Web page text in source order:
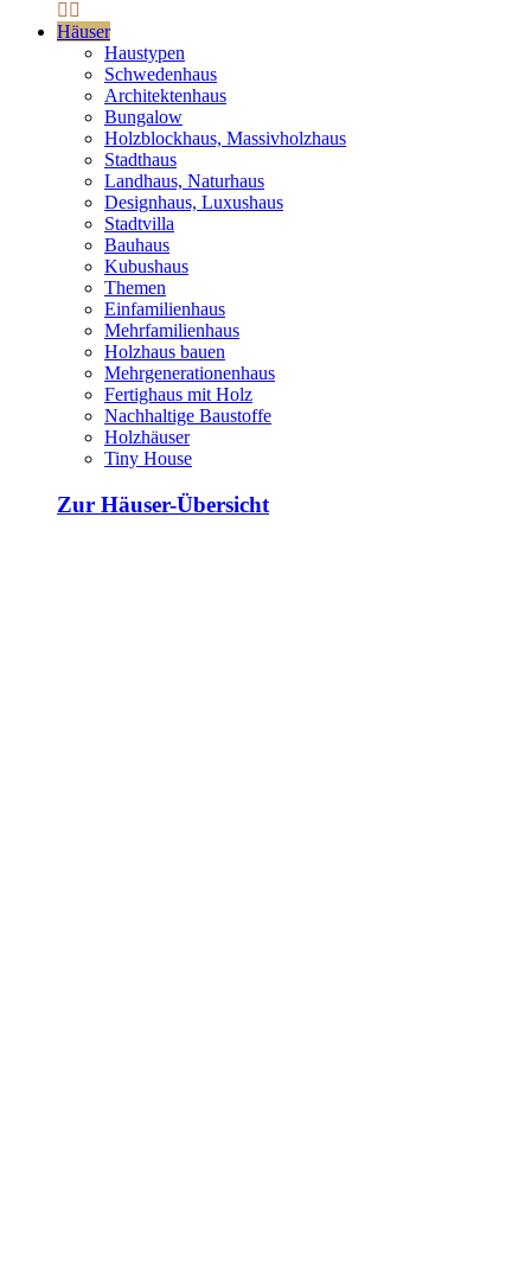
Häuser
Haustypen
Schwedenhaus
Architektenhaus
Bungalow
Holzblockhaus, Massivholzhaus
Stadthaus
Landhaus, Naturhaus
Designhaus, Luxushaus
Stadtvilla
Bauhaus
Kubushaus
Themen
Einfamilienhaus
Mehrfamilienhaus
Holzhaus bauen
Mehrgenerationenhaus
Fertighaus mit Holz
Nachhaltige Baustoffe
Holzhäuser
Tiny House
Zur Häuser-Übersicht